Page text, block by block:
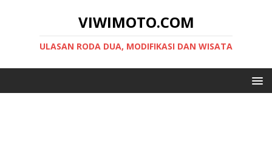
VIWIMOTO.COM
ULASAN RODA DUA, MODIFIKASI DAN WISATA